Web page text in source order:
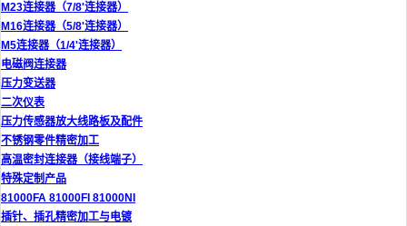
M23连接器（7/8'连接器）
M16连接器（5/8'连接器）
M5连接器（1/4'连接器）
电磁阀连接器
压力变送器
二次仪表
压力传感器放大线路板及配件
不锈钢零件精密加工
高温密封连接器（接线端子）
特殊定制产品
81000FA 81000FI 81000NI
插针、插孔精密加工与电镀